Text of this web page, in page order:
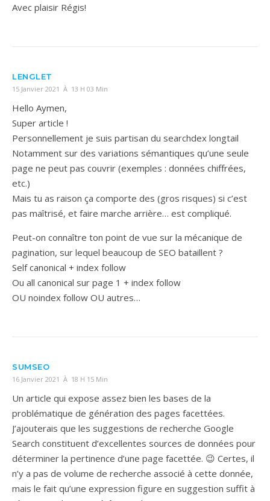
Avec plaisir Régis!
LENGLET
15 Janvier 2021 À 13 H 03 Min
Hello Aymen,
Super article !
Personnellement je suis partisan du searchdex longtail
Notamment sur des variations sémantiques qu’une seule
page ne peut pas couvrir (exemples : données chiffrées,
etc.)
Mais tu as raison ça comporte des (gros risques) si c’est
pas maîtrisé, et faire marche arrière… est compliqué.
Peut-on connaître ton point de vue sur la mécanique de
pagination, sur lequel beaucoup de SEO bataillent ?
Self canonical + index follow
Ou all canonical sur page 1 + index follow
OU noindex follow OU autres…
SUMSEO
16 Janvier 2021 À 18 H 15 Min
Un article qui expose assez bien les bases de la
problématique de génération des pages facettées.
J’ajouterais que les suggestions de recherche Google
Search constituent d’excellentes sources de données pour
déterminer la pertinence d’une page facettée. 😉 Certes, il
n’y a pas de volume de recherche associé à cette donnée,
mais le fait qu’une expression figure en suggestion suffit à